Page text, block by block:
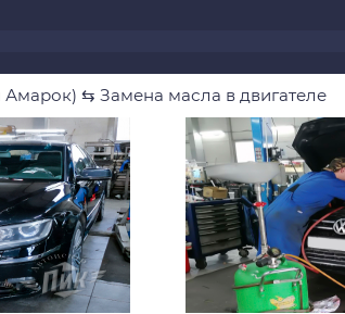
Амарок) ⇆ Замена масла в двигателе